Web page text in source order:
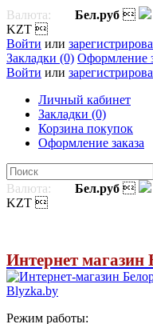
Валюта: Бел.руб 
KZT 
Войти или
Закладки (0) Оформление
Войти или
Личный кабинет
Закладки (0)
Корзина покупок
Оформление заказа
Валюта:
Бел.руб 
KZT 
Интернет магазин
Режим работы: